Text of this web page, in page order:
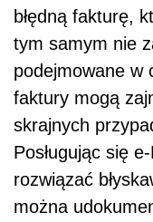
błędną fakturę,
tym samym nie
podejmowane w
faktury mogą
skrajnych
Posługując się
rozwiązać
można